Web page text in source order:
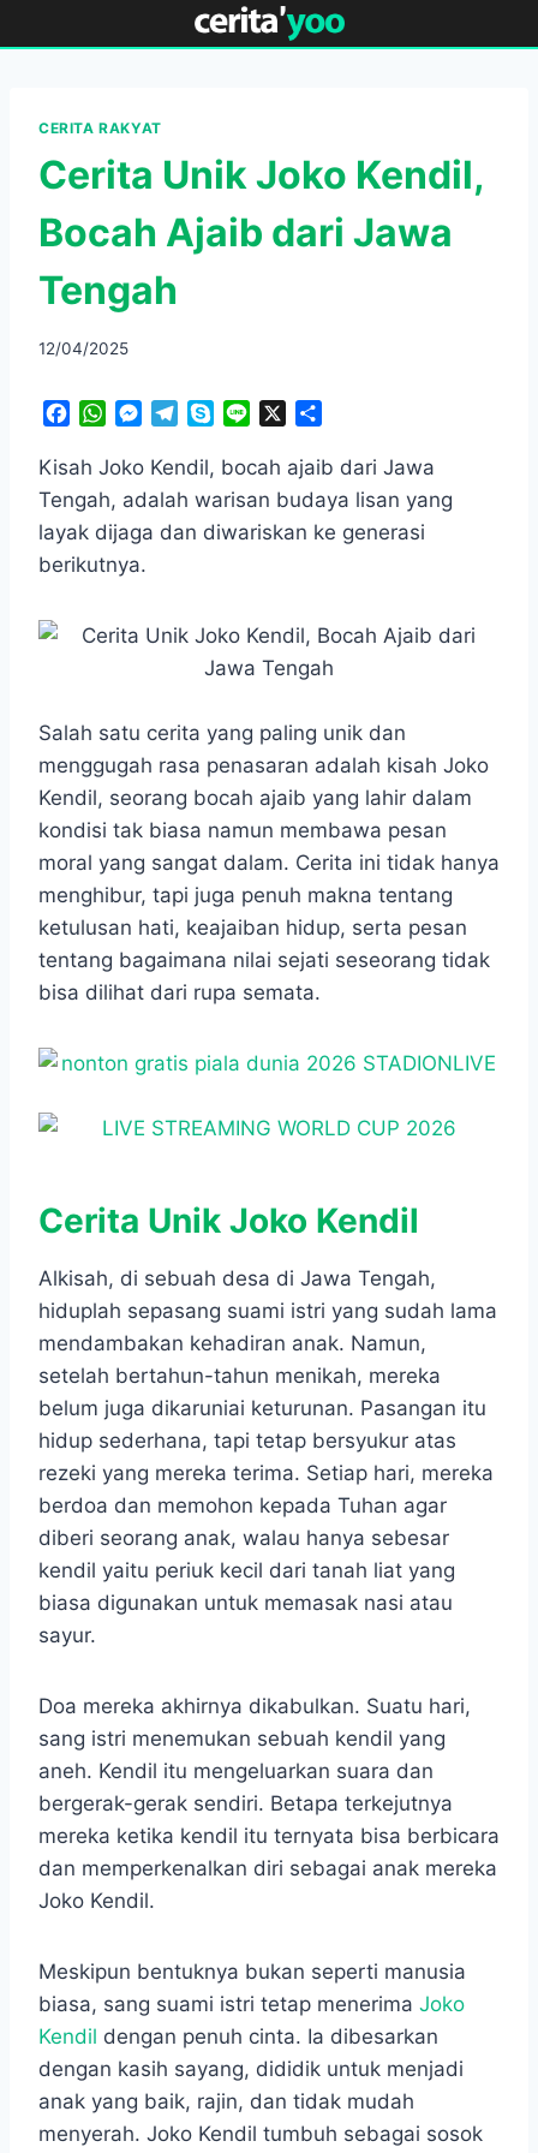
to
CERITA RAKYAT
Cerita Unik Joko Kendil,
Bocah Ajaib dari Jawa
Tengah
12/04/2025
c
e
b
o
o
W
a
t
s
A
p
M
s
s
n
g
r
l
e
r
y
p
e
n
e
a
r
e
Kisah Joko Kendil, bocah ajaib dari Jawa
Tengah, adalah warisan budaya lisan yang
layak dijaga dan diwariskan ke generasi
berikutnya.
Salah satu cerita yang paling unik dan
menggugah rasa penasaran adalah kisah Joko
Kendil, seorang bocah ajaib yang lahir dalam
kondisi tak biasa namun membawa pesan
moral yang sangat dalam. Cerita ini tidak hanya
menghibur, tapi juga penuh makna tentang
ketulusan hati, keajaiban hidup, serta pesan
tentang bagaimana nilai sejati seseorang tidak
bisa dilihat dari rupa semata.
Cerita Unik Joko Kendil
Alkisah, di sebuah desa di Jawa Tengah,
hiduplah sepasang suami istri yang sudah lama
mendambakan kehadiran anak. Namun,
setelah bertahun-tahun menikah, mereka
belum juga dikaruniai keturunan. Pasangan itu
hidup sederhana, tapi tetap bersyukur atas
rezeki yang mereka terima. Setiap hari, mereka
berdoa dan memohon kepada Tuhan agar
diberi seorang anak, walau hanya sebesar
kendil yaitu periuk kecil dari tanah liat yang
biasa digunakan untuk memasak nasi atau
sayur.
Doa mereka akhirnya dikabulkan. Suatu hari,
sang istri menemukan sebuah kendil yang
aneh. Kendil itu mengeluarkan suara dan
bergerak-gerak sendiri. Betapa terkejutnya
mereka ketika kendil itu ternyata bisa berbicara
dan memperkenalkan diri sebagai anak mereka
Joko Kendil.
Meskipun bentuknya bukan seperti manusia
biasa, sang suami istri tetap menerima Joko
Kendil dengan penuh cinta. Ia dibesarkan
dengan kasih sayang, dididik untuk menjadi
anak yang baik, rajin, dan tidak mudah
menyerah. Joko Kendil tumbuh sebagai sosok